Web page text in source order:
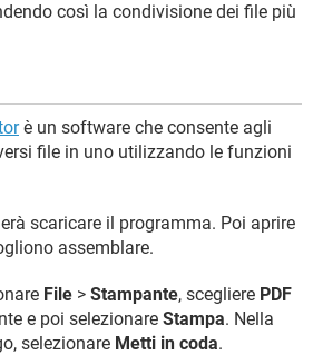
così la condivisione dei file più
è un software che consente agli
file in uno utilizzando le funzioni
scaricare il programma. Poi aprire
assemblare.
File > Stampante, scegliere PDF
e poi selezionare Stampa. Nella
selezionare Metti in coda.